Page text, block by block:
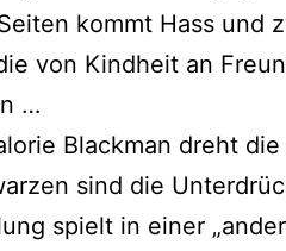
kommt Hass und
von Kindheit an
…
Blackman dreht die
sind die
spielt in einer